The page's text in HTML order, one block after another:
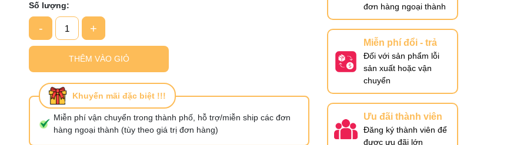
Số lượng:
- +
THÊM VÀO GIỎ
Khuyến mãi đặc biệt !!!
Miễn phí vận chuyển trong thành phố, hỗ trợ/miễn ship các đơn
hàng ngoại thành (tùy theo giá trị đơn hàng)
Điều kiện:
đơn hàng ngoại thành
Miễn phí đổi - trả
Đối với sản phẩm lỗi
sản xuất hoặc vận
chuyển
Ưu đãi thành viên
Đăng ký thành viên để
được ưu đãi lớn